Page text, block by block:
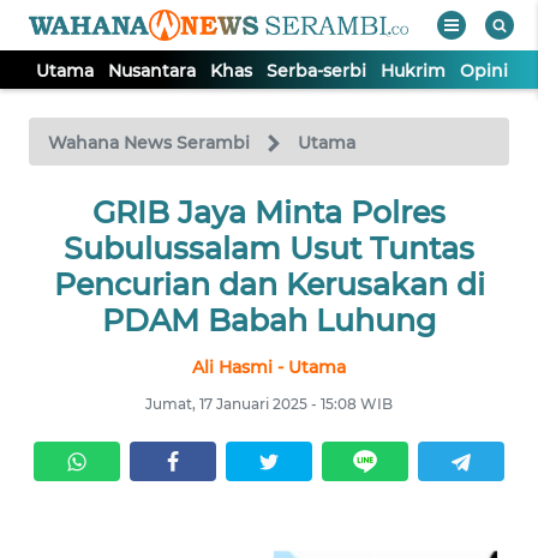
Utama Nusantara Khas Serba-serbi Hukrim Opini
Wahana News Serambi Utama
GRIB Jaya Minta Polres
Subulussalam Usut Tuntas
Pencurian dan Kerusakan di
PDAM Babah Luhung
Ali Hasmi - Utama
Jumat, 17 Januari 2025 - 15:08 WIB
TV
Tutup
NUSANTARA
SERBI